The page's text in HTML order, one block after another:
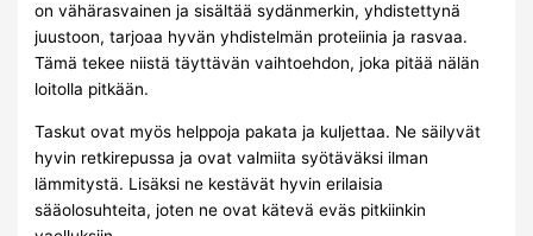
on vähärasvainen ja sisältää sydänmerkin, yhdistettynä
juustoon, tarjoaa hyvän yhdistelmän proteiinia ja rasvaa.
Tämä tekee niistä täyttävän vaihtoehdon, joka pitää nälän
loitolla pitkään.
Taskut ovat myös helppoja pakata ja kuljettaa. Ne säilyvät
hyvin retkirepussa ja ovat valmiita syötäväksi ilman
lämmitystä. Lisäksi ne kestävät hyvin erilaisia
sääolosuhteita, joten ne ovat kätevä eväs pitkiinkin